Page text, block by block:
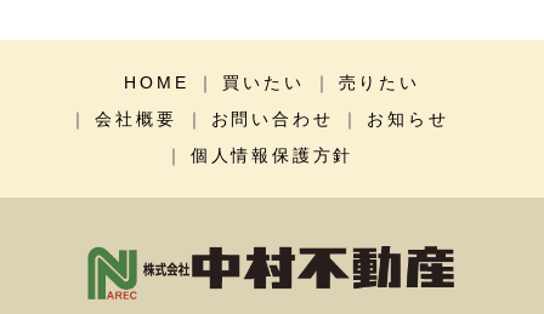
HOME 買いたい
売りたい
会社概要
お問い合わせ
お知らせ
個人情報保護方針